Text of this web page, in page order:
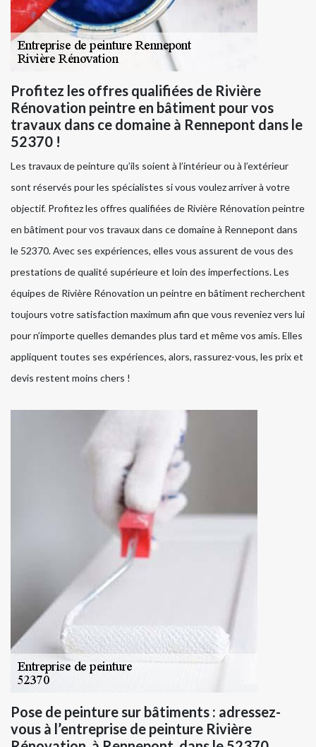
Profitez les offres qualifiées de Rivière
Rénovation peintre en bâtiment pour vos
travaux dans ce domaine à Rennepont dans le
52370 !
Les travaux de peinture qu’ils soient à l’intérieur ou à l’extérieur
sont réservés pour les spécialistes si vous voulez arriver à votre
objectif. Profitez les offres qualifiées de Rivière Rénovation peintre
en bâtiment pour vos travaux dans ce domaine à Rennepont dans
le 52370. Avec ses expériences, elles vous assurent de vous des
prestations de qualité supérieure et loin des imperfections. Les
équipes de Rivière Rénovation un peintre en bâtiment recherchent
toujours votre satisfaction maximum afin que vous reveniez vers lui
pour n’importe quelles demandes plus tard et même vos amis. Elles
appliquent toutes ses expériences, alors, rassurez-vous, les prix et
devis restent moins chers !
Pose de peinture sur bâtiments : adressez-
vous à l’entreprise de peinture Rivière